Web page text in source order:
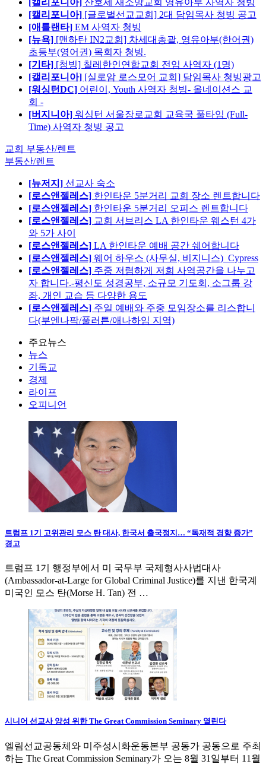
[캘리포니아] [글로벌선교교회] 2대 담임목사 청빙 공고
[애틀랜타] EM 사역자 청빙
[뉴욕] [맨하탄 IN2교회] 차세대총괄, 영유아부(한어권)
초등부(영어권) 목회자 청빙.
[기타] [청빙] 칠레한인연합교회 전임 사역자 (1명)
[캘리포니아] [실로암 로스모어 교회] 담임목사 청빙광고
[워싱턴DC] 어린이, Youth 사역자 청빙- 올네이션스 교
회 -
[버지니아] 워싱턴 서울장로교회 교육국 풀타임 (Full-
Time) 사역자 청빙 공고
교회 부동산/렌트
부동산/렌트
[뉴저지] 선교사 숙소
[로스앤젤레스] 한인타운 5분거리 교회 장소 렌트합니다
[로스앤젤레스] 한인타운 5분거리 오피스 렌트합니다
[로스앤젤레스] 교회 서브리스 LA 한인타운 웨스턴 4가
와 5가 사이
[로스앤젤레스] LA 한인타운 예배 공간 쉐어합니다
[로스앤젤레스] 웨어 하우스 (사무실, 비지니스)_Cypress
[로스앤젤레스] 주중 저렴하게 저희 사역공간을 나누고
자 합니다.-평신도 성경공부, 소규모 기도회, 소그룹 강
좌, 개인 교습 등 다양한 용도
[로스앤젤레스] 주일 예배와 주중 모임장소를 리스합니
다(부엔나팍/풀러튼/애나하임 지역)
주요뉴스
뉴스
기독교
경제
라이프
오피니언
트럼프 1기 고위관리 모스 탄 대사, 한국서 출국정지… “독재적 경향 증가”
경고
트럼프 1기 행정부에서 미 국무부 국제형사사법대사
(Ambassador-at-Large for Global Criminal Justice)를 지낸 한국계
미국인 모스 탄(Morse H. Tan) 전 …
시니어 선교사 양성 위한 The Great Commission Seminary 열린다
엘림선교공동체와 미주성시화운동본부 공동가 공동으로 주최
하는 The Great Commission Seminary가 오는 8월 31일부터 11월